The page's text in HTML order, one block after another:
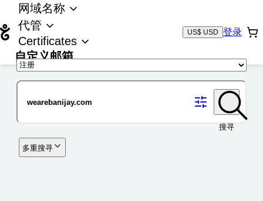
网域名称
代管
Certificates
自定义邮箱
US$ USD 登录
搜寻
多重搜寻